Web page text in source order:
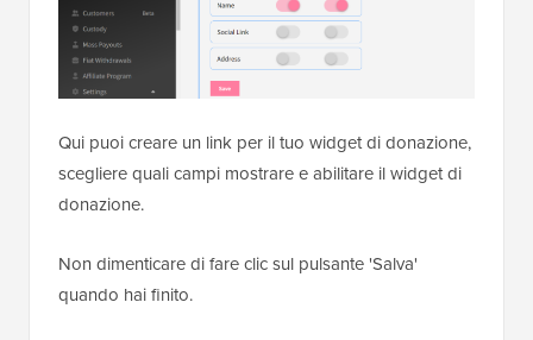
Qui puoi creare un link per il tuo widget di donazione,
scegliere quali campi mostrare e abilitare il widget di
donazione.
Non dimenticare di fare clic sul pulsante 'Salva'
quando hai finito.